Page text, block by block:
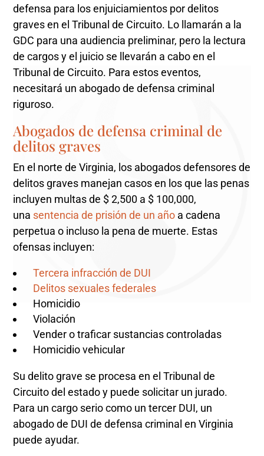
defensa para los enjuiciamientos por delitos
graves en el Tribunal de Circuito. Lo llamarán a la
GDC para una audiencia preliminar, pero la lectura
de cargos y el juicio se llevarán a cabo en el
Tribunal de Circuito. Para estos eventos,
necesitará un abogado de defensa criminal
riguroso.
Abogados de defensa criminal de
delitos graves
En el norte de Virginia, los abogados defensores de
delitos graves manejan casos en los que las penas
incluyen multas de $ 2,500 a $ 100,000,
una sentencia de prisión de un año a cadena
perpetua o incluso la pena de muerte. Estas
ofensas incluyen:
Tercera infracción de DUI
Delitos sexuales federales
Homicidio
Violación
Vender o traficar sustancias controladas
Homicidio vehicular
Su delito grave se procesa en el Tribunal de
Circuito del estado y puede solicitar un jurado.
Para un cargo serio como un tercer DUI, un
abogado de DUI de defensa criminal en Virginia
puede ayudar.